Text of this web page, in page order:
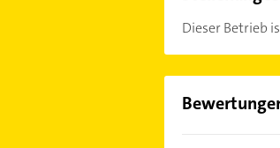
Dieser Betrieb